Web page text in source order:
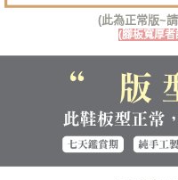
權轉讓予恩沛科技股份有限公司
２．關於個人資料處理事宜，請
https://aftee.tw/terms/#terms3
３．未成年的使用者請事先徵得
「AFTEE先享後付」，若未經
郵局(離島專用)
每筆NT$125，滿NT$1,380(
海外宅配（貨到付運費）
(此為正常版~
(腳板寬厚